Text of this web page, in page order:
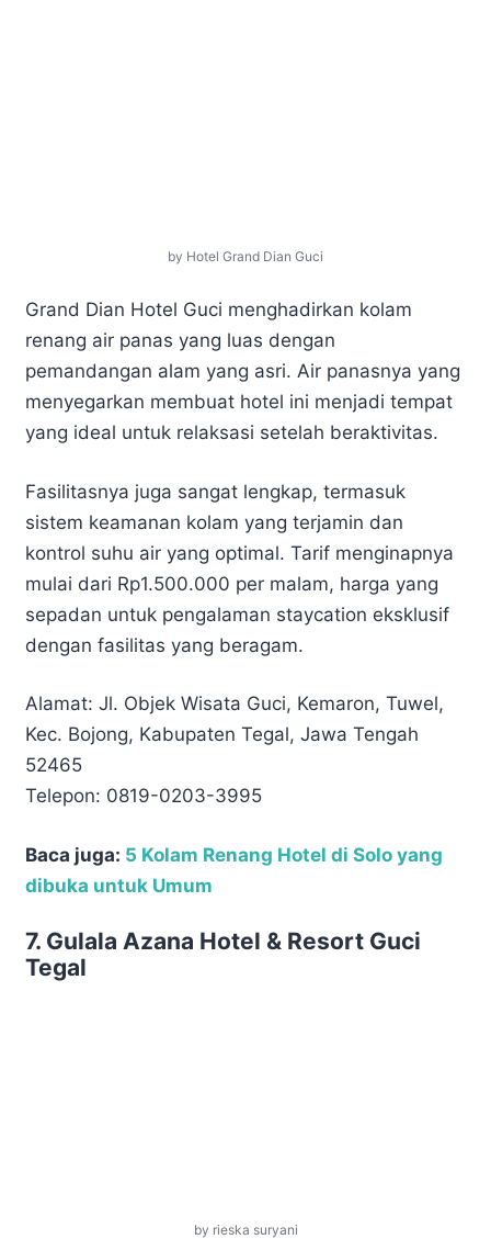
by Hotel Grand Dian Guci
Grand Dian Hotel Guci menghadirkan kolam
renang air panas yang luas dengan
pemandangan alam yang asri. Air panasnya yang
menyegarkan membuat hotel ini menjadi tempat
yang ideal untuk relaksasi setelah beraktivitas.
Fasilitasnya juga sangat lengkap, termasuk
sistem keamanan kolam yang terjamin dan
kontrol suhu air yang optimal. Tarif menginapnya
mulai dari Rp1.500.000 per malam, harga yang
sepadan untuk pengalaman staycation eksklusif
dengan fasilitas yang beragam.
Alamat: Jl. Objek Wisata Guci, Kemaron, Tuwel,
Kec. Bojong, Kabupaten Tegal, Jawa Tengah
52465
Telepon: 0819-0203-3995
Baca juga: 5 Kolam Renang Hotel di Solo yang
dibuka untuk Umum
7. Gulala Azana Hotel & Resort Guci
Tegal
by rieska suryani